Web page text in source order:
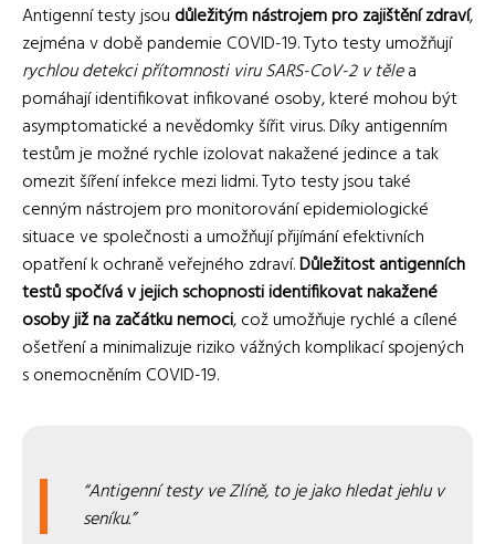
Antigenní testy jsou důležitým nástrojem pro zajištění zdraví,
zejména v době pandemie COVID-19. Tyto testy umožňují
rychlou detekci přítomnosti viru SARS-CoV-2 v tělea
pomáhají identifikovat infikované osoby, které mohou být
asymptomatické a nevědomky šířit virus. Díky antigenním
testům je možné rychle izolovat nakažené jedince a tak
omezit šíření infekce mezi lidmi. Tyto testy jsou také
cenným nástrojem pro monitorování epidemiologické
situace ve společnosti a umožňují přijímání efektivních
opatření k ochraně veřejného zdraví.Důležitost antigenních
testů spočívá v jejich schopnosti identifikovat nakažené
osoby již na začátku nemoci, což umožňuje rychlé a cílené
ošetření a minimalizuje riziko vážných komplikací spojených
s onemocněním COVID-19.
Antigenní testy ve Zlíně, to je jako hledat jehlu v
seníku.